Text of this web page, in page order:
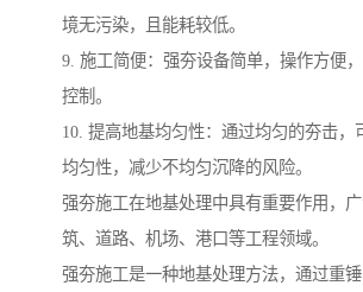
境无污染，且能耗较低。
9. 施工简便：强夯设备简单，操作方便
控制。
10. 提高地基均匀性：通过均匀的夯击，
均匀性，减少不均匀沉降的风险。
强夯施工在地基处理中具有重要作用，
筑、道路、机场、港口等工程领域。
强夯施工是一种地基处理方法，通过重